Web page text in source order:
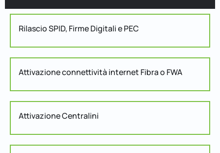
Rilascio SPID, Firme Digitali e PEC
Attivazione connettività internet Fibra o FWA
Attivazione Centralini